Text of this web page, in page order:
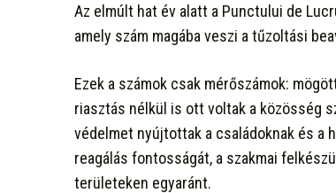
Az elmúlt hat év alatt a Punctului de
amely szám magába veszi a tűzoltási
Ezek a számok csak mérőszámok:
riasztás nélkül is ott voltak a közösség
védelmet nyújtottak a családoknak és a
reagálás fontosságát, a szakmai
területeken egyaránt.